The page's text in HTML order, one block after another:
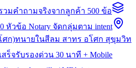
วมคำถามจริงจากลูกค้า 500 ข้อ
หัวข้อ Notary จัดกลุ่มตาม intent
ศก)ทนายในสีลม สาทร อโศก สุขุมวิท
สร็จรับรองด่วน 30 นาที + Mobile